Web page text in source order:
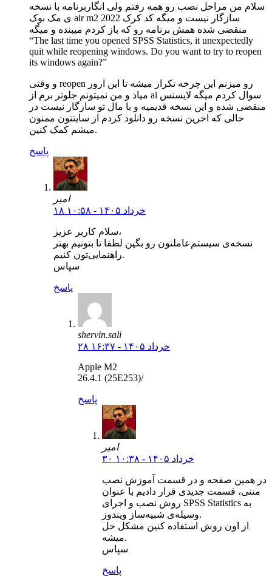
سلام من مراحل نصب رو همه رفتم ولی انگاربرنامه با نسخه
ی مک بوک air m2 2022 سازگار نیست و میگه کد کرک
منقضی شده همش برنامه رو که باز کردم میبنده و میگه
“The last time you opened SPSS Statistics, it unexpectedly
quit while reopening windows. Do you want to try to reopen
its windows again?”
و وقتی reopen رو میزنم این چرخه تکرار میشه تا این ارور
میاد و من نمیتونم جلوتر برم از ai سوال کردم میگه لایسنس
منقضی شده و این نسخه قدیمیه و با مال تو سازگار نیست در
حالی که اخرین نسخه رو دانلود کردم از سایتتون ممنون
میشم کمک کنین.
پاسخ
امیر
۱۸ خرداد ۱۴۰۵ - ۱۰:۵۸
سلام کاربر عزیز،
نسخه‌ی سیستم‌عاملتون رو بگین لطفا تا بتونیم بهتر
راهنمایی‌تون کنیم.
سپاس
پاسخ
shervin.sali
۲۸ خرداد ۱۴۰۵ - ۱۶:۳۷
Apple M2
26.4.1 (25E253)/
پاسخ
امیر
۳۰ خرداد ۱۴۰۵ - ۱۰:۳۸
در همین صفحه و در قسمت آموزش نصب
متنی، قسمت جدیدی قرار دادیم با عنوان
روش نصب و اجرای SPSS Statistics به
وسیله‌ی شبیه‌ساز ویندوز.
از اون روش استفاده کنین مشکل حل
میشه.
سپاس
پاسخ